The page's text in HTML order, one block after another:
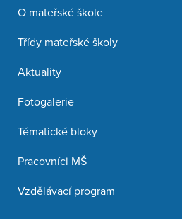
O mateřské škole
Třídy mateřské školy
Aktuality
Fotogalerie
Tématické bloky
Pracovníci MŠ
Vzdělávací program